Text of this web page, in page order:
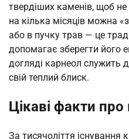
твердіших каменів, щоб
на кілька місяців можна
або в пучку трав — це
допомагає зберегти його
догляді карнеол служить
свій теплий блиск.
Цікаві факти
За тисячоліття існування